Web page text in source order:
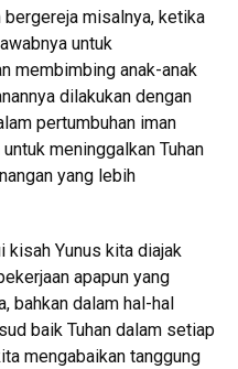
bergereja misalnya, ketika
untuk
membimbing anak-anak
dilakukan dengan
pertumbuhan iman
meninggalkan Tuhan
yang lebih
kisah Yunus kita diajak
apapun yang
bahkan dalam hal-hal
baik Tuhan dalam setiap
mengabaikan tanggung